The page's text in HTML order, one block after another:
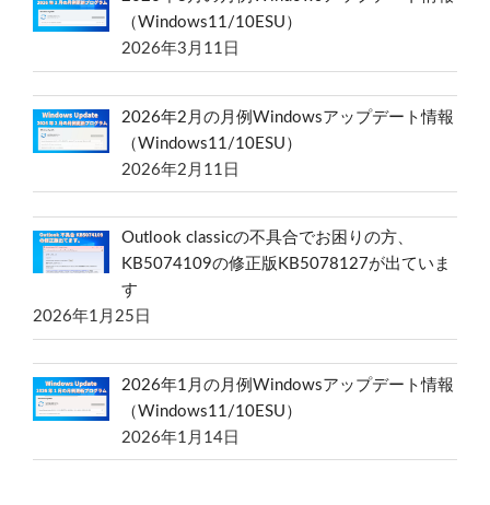
（Windows11/10ESU）
2026年3月11日
2026年2月の月例Windowsアップデート情報
（Windows11/10ESU）
2026年2月11日
Outlook classicの不具合でお困りの方、
KB5074109の修正版KB5078127が出ていま
す
2026年1月25日
2026年1月の月例Windowsアップデート情報
（Windows11/10ESU）
2026年1月14日